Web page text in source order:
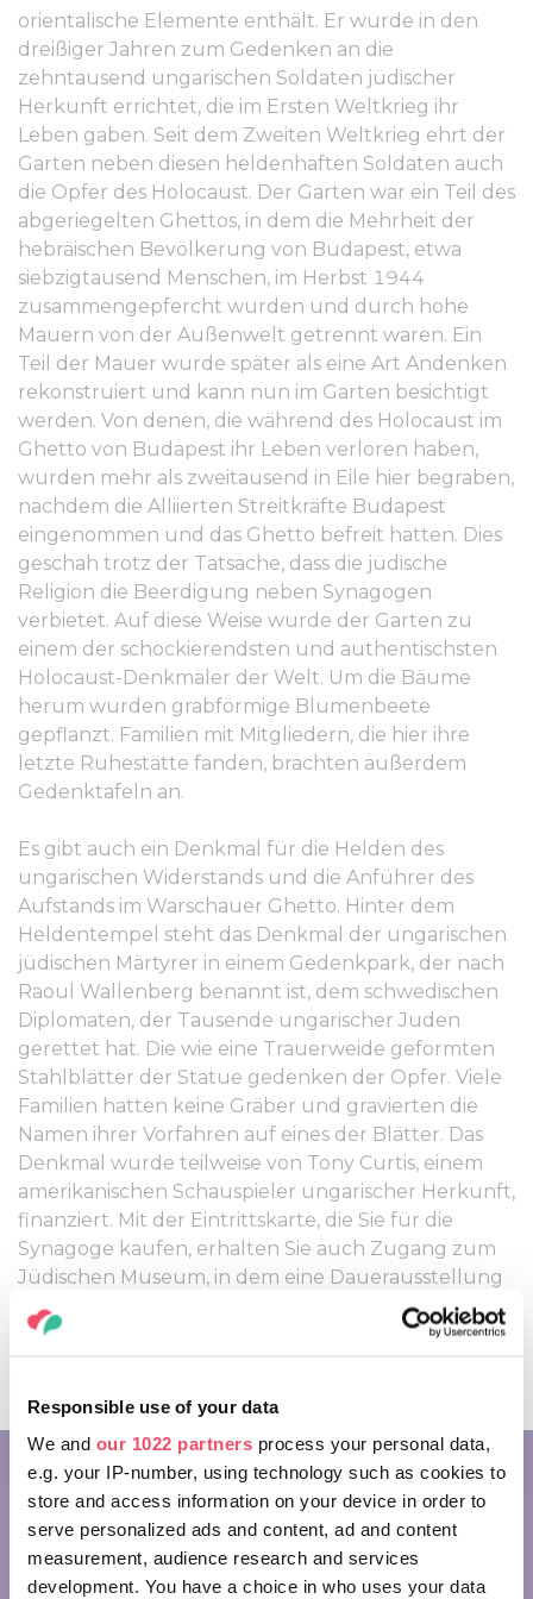
Responsible use of your data
We and our 1022 partners process your personal data,
e.g. your IP-number, using technology such as cookies to
store and access information on your device in order to
serve personalized ads and content, ad and content
measurement, audience research and services
development. You have a choice in who uses your data
orientalische Elemente enthält. Er wurde in den
dreißiger Jahren zum Gedenken an die
zehntausend ungarischen Soldaten jüdischer
Herkunft errichtet, die im Ersten Weltkrieg ihr
Leben gaben. Seit dem Zweiten Weltkrieg ehrt der
Garten neben diesen heldenhaften Soldaten auch
die Opfer des Holocaust. Der Garten war ein Teil des
abgeriegelten Ghettos, in dem die Mehrheit der
hebräischen Bevölkerung von Budapest, etwa
siebzigtausend Menschen, im Herbst 1944
zusammengepfercht wurden und durch hohe
Mauern von der Außenwelt getrennt waren. Ein
Teil der Mauer wurde später als eine Art Andenken
rekonstruiert und kann nun im Garten besichtigt
werden. Von denen, die während des Holocaust im
Ghetto von Budapest ihr Leben verloren haben,
wurden mehr als zweitausend in Eile hier begraben,
nachdem die Alliierten Streitkräfte Budapest
eingenommen und das Ghetto befreit hatten. Dies
geschah trotz der Tatsache, dass die jüdische
Religion die Beerdigung neben Synagogen
verbietet. Auf diese Weise wurde der Garten zu
einem der schockierendsten und authentischsten
Holocaust-Denkmäler der Welt. Um die Bäume
herum wurden grabförmige Blumenbeete
gepflanzt. Familien mit Mitgliedern, die hier ihre
letzte Ruhestätte fanden, brachten außerdem
Gedenktafeln an.
Es gibt auch ein Denkmal für die Helden des
ungarischen Widerstands und die Anführer des
Aufstands im Warschauer Ghetto. Hinter dem
Heldentempel steht das Denkmal der ungarischen
jüdischen Märtyrer in einem Gedenkpark, der nach
Raoul Wallenberg benannt ist, dem schwedischen
Diplomaten, der Tausende ungarischer Juden
gerettet hat. Die wie eine Trauerweide geformten
Stahlblätter der Statue gedenken der Opfer. Viele
Familien hatten keine Gräber und gravierten die
Namen ihrer Vorfahren auf eines der Blätter. Das
Denkmal wurde teilweise von Tony Curtis, einem
amerikanischen Schauspieler ungarischer Herkunft,
finanziert. Mit der Eintrittskarte, die Sie für die
Synagoge kaufen, erhalten Sie auch Zugang zum
Jüdischen Museum, in dem eine Dauerausstellung
gezeigt wird, in der fantastische Kunstwerke aus
Metall und Porzellan Ihnen den jüdischen Alltag